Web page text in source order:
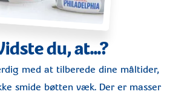
du, at...?
med at tilberede dine måltider,
smide bøtten væk. Der er masser